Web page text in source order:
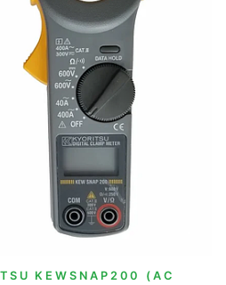
KEWSNAP200 (AC